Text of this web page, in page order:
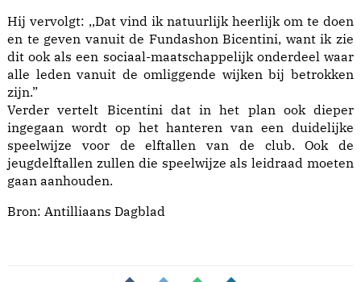
Hij vervolgt: ,,Dat vind ik natuurlijk heerlijk om te doen
en te geven vanuit de Fundashon Bicentini, want ik zie
dit ook als een sociaal-maatschappelijk onderdeel waar
alle leden vanuit de omliggende wijken bij betrokken
zijn.”
Verder vertelt Bicentini dat in het plan ook dieper
ingegaan wordt op het hanteren van een duidelijke
speelwijze voor de elftallen van de club. Ook de
jeugdelftallen zullen die speelwijze als leidraad moeten
gaan aanhouden.
Bron: Antilliaans Dagblad